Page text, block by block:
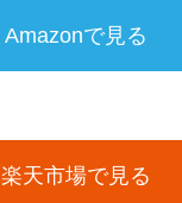
Amazonで見る
楽天市場で見る